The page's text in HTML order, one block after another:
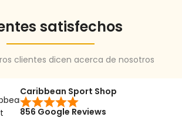
satisfechos
clientes dicen acerca de nosotros
Caribbean Sport Shop
856 Google Reviews